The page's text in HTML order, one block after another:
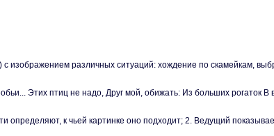
с изображением различных ситуаций: хождение по скамейкам,
Этих птиц не надо, Друг мой, обижать: Из больших рогаток
определяют, к чьей картинке оно подходит; 2. Ведущий